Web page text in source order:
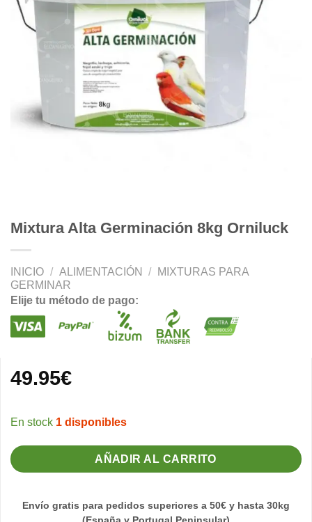
Mixtura Alta Germinación 8kg Orniluck
INICIO / ALIMENTACIÓN /
MIXTURAS PARA
GERMINAR
Elije tu método de pago:
49.95€
1 disponibles
AÑADIR AL CARRITO
Envío gratis para pedidos superiores a 50€ y hasta 30kg